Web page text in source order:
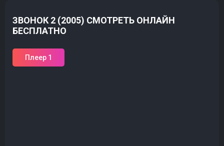
ЗВОНОК 2 (2005) СМОТРЕТЬ ОНЛАЙН
БЕСПЛАТНО
Плеер 1